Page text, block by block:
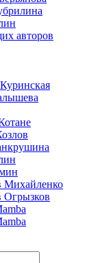
авторов
Михайленко
Огрызков